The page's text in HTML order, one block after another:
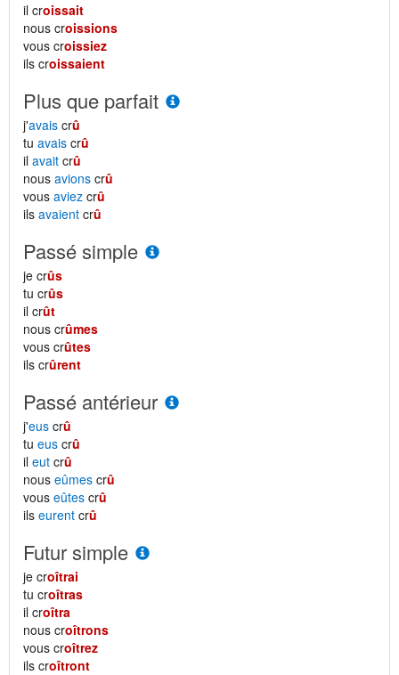
il croissait
nous croissions
vous croissiez
ils croissaient
Plus que parfait
j'avais crû
tu avais crû
il avait crû
nous avions crû
vous aviez crû
ils avaient crû
Passé simple
je crûs
tu crûs
il crût
nous crûmes
vous crûtes
ils crûrent
Passé antérieur
j'eus crû
tu eus crû
il eut crû
nous eûmes crû
vous eûtes crû
ils eurent crû
Futur simple
je croîtrai
tu croîtras
il croîtra
nous croîtrons
vous croîtrez
ils croîtront